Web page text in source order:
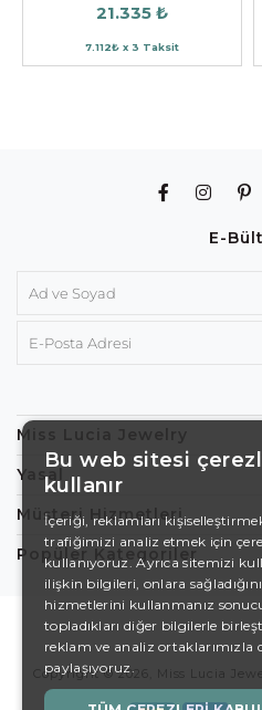
21.335 ₺
7.112₺ x 3 Taksit
E-
Miss Lucia Jewelry
Yasal
Müşteri Hizmetleri
Popüler Kategoriler
Copyright © 2026, Miss Lucia
Bu web sitesi
kullanır
İçeriği, reklamları
trafiğimizi analiz etmek için
kullanıyoruz. Ayrıca sitemizi
ilişkin bilgileri, onlara
hizmetlerini kullanmanız
topladıkları diğer bilgilerle
reklam ve analiz ortaklarımızla
paylaşıyoruz.